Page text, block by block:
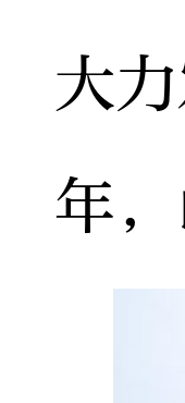
大
年